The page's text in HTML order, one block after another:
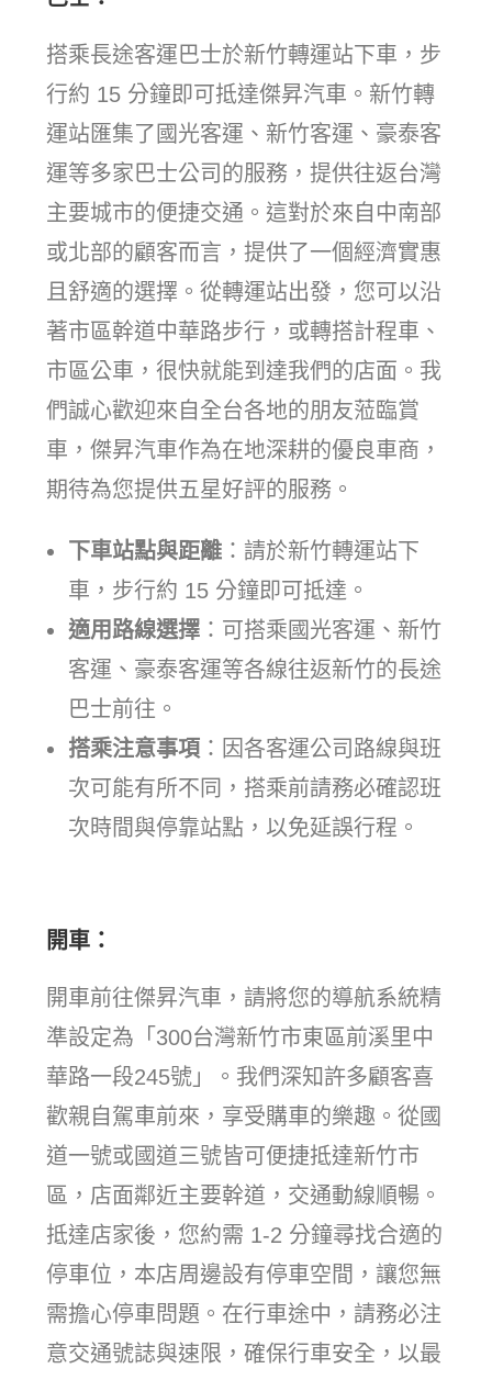
搭乘長途客運巴士於新竹轉運站下車，步
行約 15 分鐘即可抵達傑昇汽車。新竹轉
運站匯集了國光客運、新竹客運、豪泰客
運等多家巴士公司的服務，提供往返台灣
主要城市的便捷交通。這對於來自中南部
或北部的顧客而言，提供了一個經濟實惠
且舒適的選擇。從轉運站出發，您可以沿
著市區幹道中華路步行，或轉搭計程車、
市區公車，很快就能到達我們的店面。我
們誠心歡迎來自全台各地的朋友蒞臨賞
車，傑昇汽車作為在地深耕的優良車商，
期待為您提供五星好評的服務。
下車站點與距離 ：請於新竹轉運站下
車，步行約 15 分鐘即可抵達。
適用路線選擇 ：可搭乘國光客運、新竹
客運、豪泰客運等各線往返新竹的長途
巴士前往。
搭乘注意事項 ：因各客運公司路線與班
次可能有所不同，搭乘前請務必確認班
次時間與停靠站點，以免延誤行程。
開車：
開車前往傑昇汽車，請將您的導航系統精
準設定為「300台灣新竹市東區前溪里中
華路一段245號」。我們深知許多顧客喜
歡親自駕車前來，享受購車的樂趣。從國
道一號或國道三號皆可便捷抵達新竹市
區，店面鄰近主要幹道，交通動線順暢。
抵達店家後，您約需 1-2 分鐘尋找合適的
停車位，本店周邊設有停車空間，讓您無
需擔心停車問題。在行車途中，請務必注
意交通號誌與速限，確保行車安全，以最